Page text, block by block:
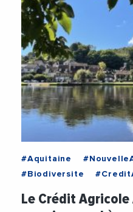
#Aquitaine
#Biodiversite
Le Crédit